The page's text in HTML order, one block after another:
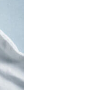
sind in den letzten Monaten stark
Spende unterstützen.